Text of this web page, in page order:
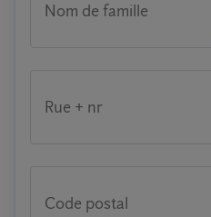
Nom de famille
Rue + nr
Code postal